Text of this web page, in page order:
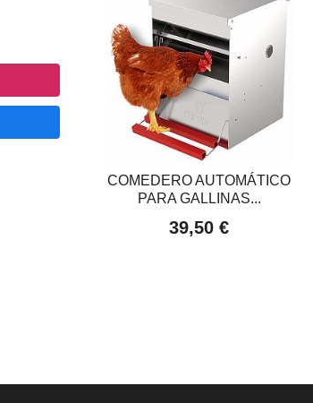
COMEDERO AUTOMÁTICO
PARA GALLINAS...
39,50 €